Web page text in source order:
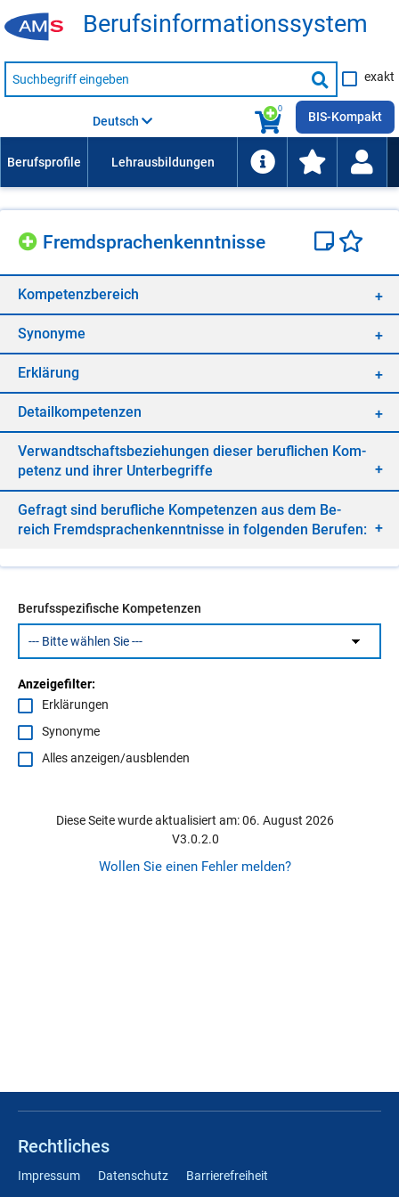
Be­rufs­in­for­ma­ti­ons­sys­tem
Suche
nach
Suche
starten
exakt
0
Deutsch BIS-Kompakt
Fremd­spra­chen­kennt­nis­se
Kom­pe­tenz­be­reich
Syn­ony­me
Er­klä­rung
De­tail­kom­pe­ten­zen
Ver­wandt­schafts­be­zie­hun­gen die­ser be­ruf­li­chen Kom­
pe­tenz und ih­rer Un­ter­be­grif­fe
Ge­fragt sind be­ruf­li­che Kom­pe­ten­zen aus dem Be­
reich Fremd­spra­chen­kennt­nis­se in fol­gen­den Be­ru­fen:
Berufsspezifische Kompetenzen
Anzeigefilter:
Erklärungen
Synonyme
Alles anzeigen/ausblenden
Diese Seite wurde aktualisiert am: 06. August 2026
V3.0.2.0
Wollen Sie einen Fehler melden?
Rechtliches
Impressum Datenschutz Barrierefreiheit